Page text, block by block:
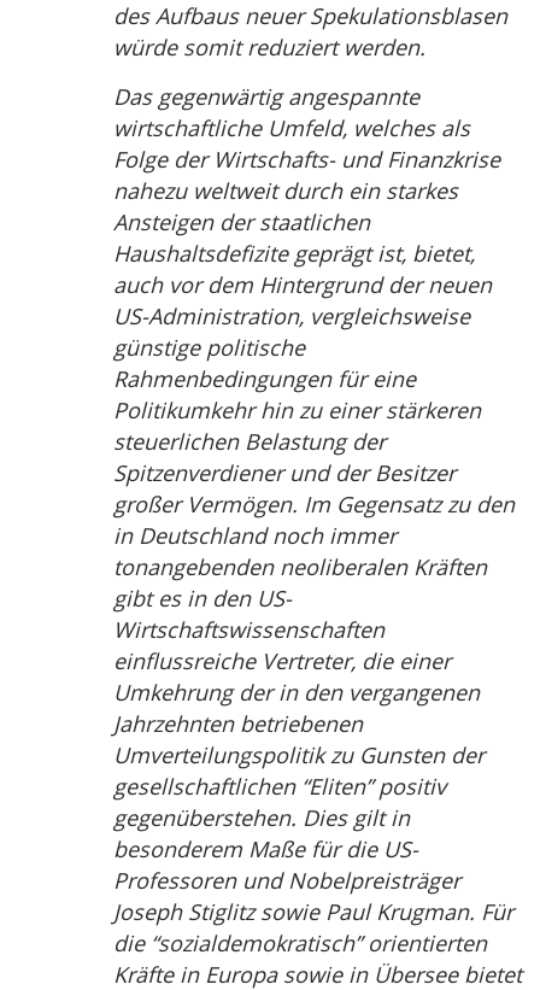
des Aufbaus neuer Spekulationsblasen
würde somit reduziert werden.
Das gegenwärtig angespannte
wirtschaftliche Umfeld, welches als
Folge der Wirtschafts- und Finanzkrise
nahezu weltweit durch ein starkes
Ansteigen der staatlichen
Haushaltsdefizite geprägt ist, bietet,
auch vor dem Hintergrund der neuen
US-Administration, vergleichsweise
günstige politische
Rahmenbedingungen für eine
Politikumkehr hin zu einer stärkeren
steuerlichen Belastung der
Spitzenverdiener und der Besitzer
großer Vermögen. Im Gegensatz zu den
in Deutschland noch immer
tonangebenden neoliberalen Kräften
gibt es in den US-
Wirtschaftswissenschaften
einflussreiche Vertreter, die einer
Umkehrung der in den vergangenen
Jahrzehnten betriebenen
Umverteilungspolitik zu Gunsten der
gesellschaftlichen “Eliten” positiv
gegenüberstehen. Dies gilt in
besonderem Maße für die US-
Professoren und Nobelpreisträger
Joseph Stiglitz sowie Paul Krugman. Für
die “sozialdemokratisch” orientierten
Kräfte in Europa sowie in Übersee bietet